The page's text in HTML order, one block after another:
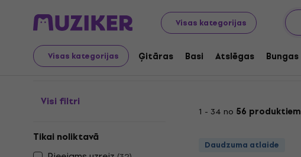
Visas kategorijas
Visas kategorijas Ģitāras Basi Atslēgas Bungas
Mūzikas instrumenti Ģitāras Ģitāras stīgas Stīgas bandžo
Stīgas bandžo
Visi filtri
Tikai noliktavā
1 - 34 no 56 produktiem
Daudzuma atlaide